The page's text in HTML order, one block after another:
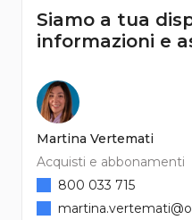
Siamo a tua
informazioni e
Martina Vertemati
Acquisti e abbonamenti
800 033 715